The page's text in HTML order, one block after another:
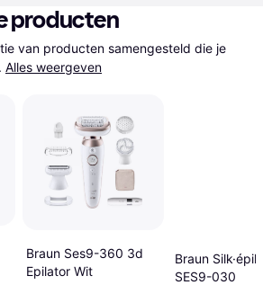
producten
van producten samengesteld die je
Alles weergeven
Braun Ses9-360 3d
Epilator Wit
Braun Silk·épil
SES9-030